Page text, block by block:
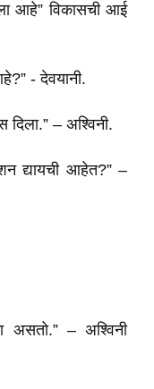
आहे” विकासची आई
- देवयानी.
– अश्विनी.
द्यायची आहेत?” –
असतो.” – अश्विनी